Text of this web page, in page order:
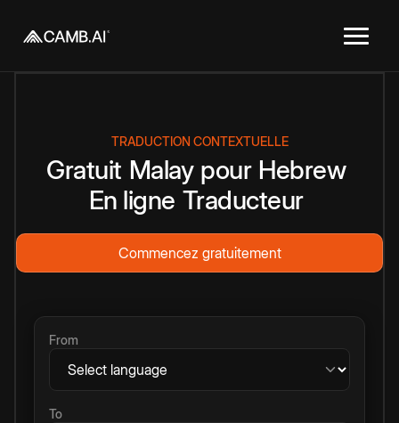
TRADUCTION CONTEXTUELLE
Gratuit Malay pour Hebrew
En ligne Traducteur
Commencez gratuitement
From
To